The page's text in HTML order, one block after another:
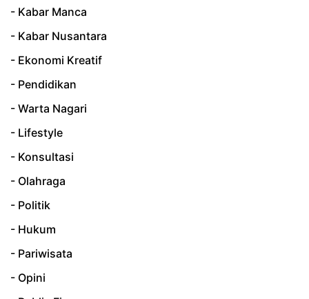
- Kabar Manca
- Kabar Nusantara
- Ekonomi Kreatif
- Pendidikan
- Warta Nagari
- Lifestyle
- Konsultasi
- Olahraga
- Politik
- Hukum
- Pariwisata
- Opini